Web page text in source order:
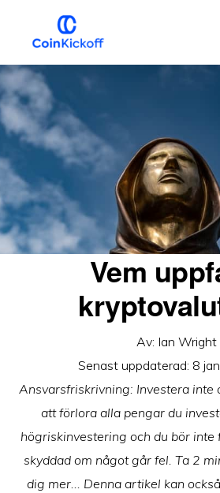
huvudinnehåll
MYNTSTART
Vem
Av: Ian Wright
Senast uppdaterad: 8
Ansvarsfriskrivning: Investera inte
att förlora alla pengar du
högriskinvestering och du bör
skyddad om något går fel. Ta 2
dig mer... Denna artikel kan